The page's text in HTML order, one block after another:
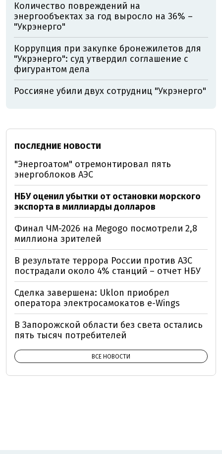
Количество повреждений на
энергообъектах за год выросло на 36% –
"Укрэнерго"
Коррупция при закупке бронежилетов для
"Укрэнерго": суд утвердил соглашение с
фигурантом дела
Россияне убили двух сотрудниц "Укрэнерго"
ПОСЛЕДНИЕ НОВОСТИ
"Энергоатом" отремонтировал пять
энергоблоков АЭС
НБУ оценил убытки от остановки морского
экспорта в миллиарды долларов
Финал ЧМ-2026 на Megogo посмотрели 2,8
миллиона зрителей
В результате террора России против АЗС
пострадали около 4% станций – отчет НБУ
Сделка завершена: Uklon приобрел
оператора электросамокатов e-Wings
В Запорожской области без света остались
пять тысяч потребителей
ВСЕ НОВОСТИ